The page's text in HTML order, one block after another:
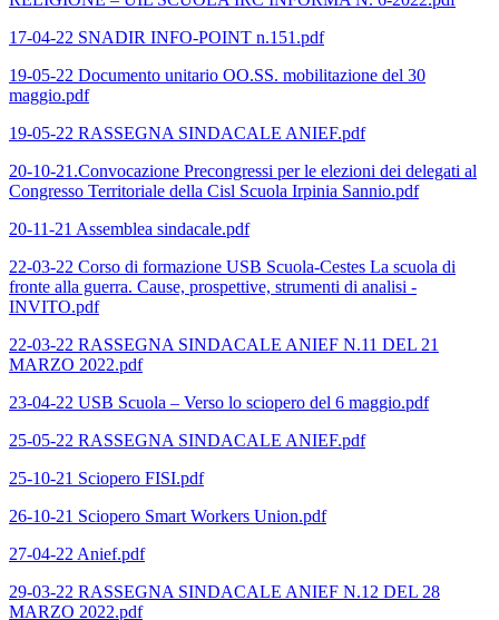
17-04-22 SNADIR INFO-POINT n.151.pdf
19-05-22 Documento unitario OO.SS. mobilitazione del 30
maggio.pdf
19-05-22 RASSEGNA SINDACALE ANIEF.pdf
20-10-21.Convocazione Precongressi per le elezioni dei delegati al
Congresso Territoriale della Cisl Scuola Irpinia Sannio.pdf
20-11-21 Assemblea sindacale.pdf
22-03-22 Corso di formazione USB Scuola-Cestes La scuola di
fronte alla guerra. Cause, prospettive, strumenti di analisi -
INVITO.pdf
22-03-22 RASSEGNA SINDACALE ANIEF N.11 DEL 21
MARZO 2022.pdf
23-04-22 USB Scuola – Verso lo sciopero del 6 maggio.pdf
25-05-22 RASSEGNA SINDACALE ANIEF.pdf
25-10-21 Sciopero FISI.pdf
26-10-21 Sciopero Smart Workers Union.pdf
27-04-22 Anief.pdf
29-03-22 RASSEGNA SINDACALE ANIEF N.12 DEL 28
MARZO 2022.pdf